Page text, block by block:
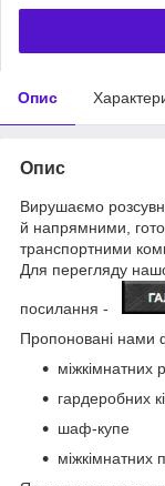
Опис
Опис
Вирушаємо
й напрямними,
транспортними
Для перегляду
посилання -
Пропоновані нами
міжкімнатних
гардеробних
шаф-купе
міжкімнатних